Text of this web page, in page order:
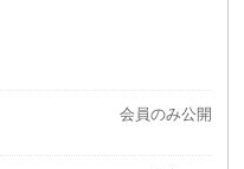
会員のみ公開